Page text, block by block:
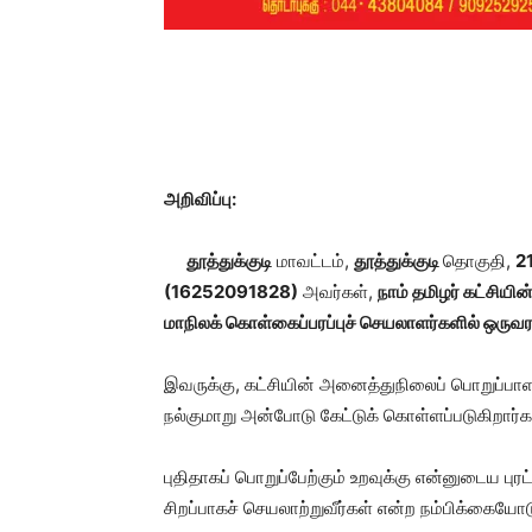
அறிவிப்பு:
தூத்துக்குடி மாவட்டம், தூத்துக்குடிதொகுதி,
(16252091828) அவர்கள், நாம் தமிழர் கட்சியின்
மாநிலக் கொள்கைப்பரப்புச் செயலாளர்களில்
இவருக்கு, கட்சியின் அனைத்துநிலைப்
நல்குமாறு அன்போடு கேட்டுக்
புதிதாகப் பொறுப்பேற்கும் உறவுக்கு என்னுடைய
சிறப்பாகச் செயலாற்றுவீர்கள் என்ற